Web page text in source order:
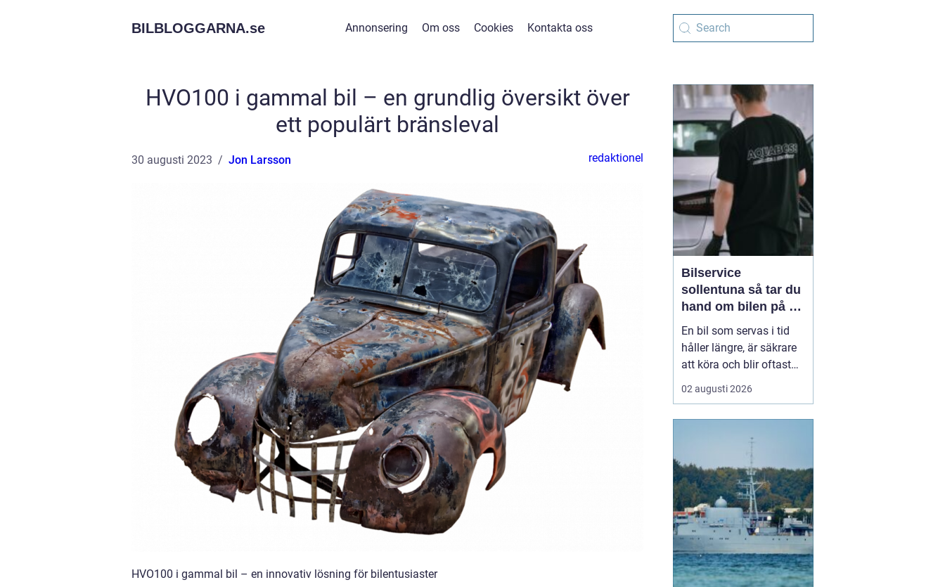
BILBLOGGARNA.se Annonsering Om oss Cookies Kontakta oss
HVO100 i gammal bil – en grundlig översikt över
ett populärt bränsleval
30 augusti 2023 Jon Larsson redaktionel
HVO100 i gammal bil – en innovativ lösning för bilentusiaster
Bilservice
sollentuna så tar du
hand om bilen på ett
smart sätt
En bil som servas i tid
håller längre, är säkrare
att köra och blir oftast
billigare i längden. För
den som kör mycket i
Med r...
02 augusti 2026